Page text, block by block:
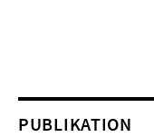
PUBLIKATION